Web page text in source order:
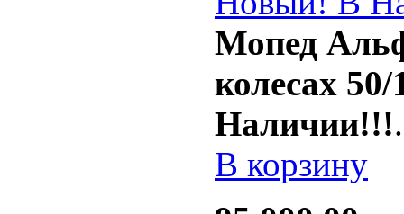
Мопед
колесах
Наличии!!!
В корзину